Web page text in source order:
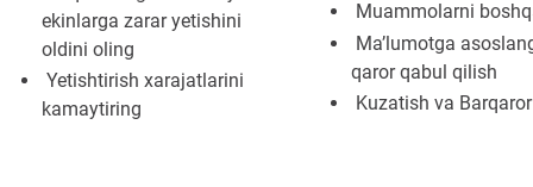
ekinlarga zarar yetishini
oldini oling
Yetishtirish xarajatlarini
kamaytiring
Muammolarni
Ma’lumotga
qaror qabul qilish
Kuzatish va